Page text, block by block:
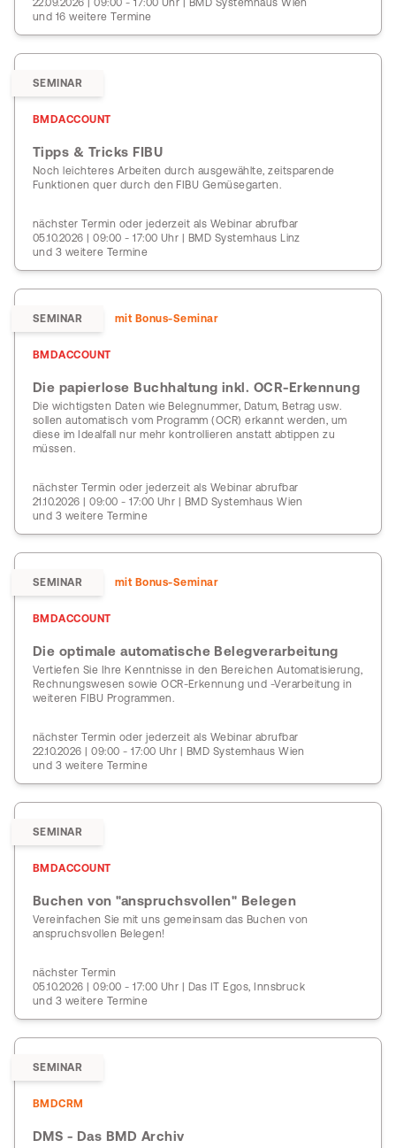
22.09.2026 | 09:00 - 17:00 Uhr | BMD Systemhaus Wien
und 16 weitere Termine
SEMINAR
BMDACCOUNT
Tipps & Tricks FIBU
Noch leichteres Arbeiten durch ausgewählte, zeitsparende
Funktionen quer durch den FIBU Gemüsegarten.
nächster Termin oder jederzeit als Webinar abrufbar
05.10.2026 | 09:00 - 17:00 Uhr | BMD Systemhaus Linz
und 3 weitere Termine
SEMINAR mit Bonus-Seminar
BMDACCOUNT
Die papierlose Buchhaltung inkl. OCR-Erkennung
Die wichtigsten Daten wie Belegnummer, Datum, Betrag usw.
sollen automatisch vom Programm (OCR) erkannt werden, um
diese im Idealfall nur mehr kontrollieren anstatt abtippen zu
müssen.
nächster Termin oder jederzeit als Webinar abrufbar
21.10.2026 | 09:00 - 17:00 Uhr | BMD Systemhaus Wien
und 3 weitere Termine
SEMINAR mit Bonus-Seminar
BMDACCOUNT
Die optimale automatische Belegverarbeitung
Vertiefen Sie Ihre Kenntnisse in den Bereichen Automatisierung,
Rechnungswesen sowie OCR-Erkennung und -Verarbeitung in
weiteren FIBU Programmen.
nächster Termin oder jederzeit als Webinar abrufbar
22.10.2026 | 09:00 - 17:00 Uhr | BMD Systemhaus Wien
und 3 weitere Termine
SEMINAR
BMDACCOUNT
Buchen von "anspruchsvollen" Belegen
Vereinfachen Sie mit uns gemeinsam das Buchen von
anspruchsvollen Belegen!
nächster Termin
05.10.2026 | 09:00 - 17:00 Uhr | Das IT Egos, Innsbruck
und 3 weitere Termine
SEMINAR
BMDCRM
DMS - Das BMD Archiv